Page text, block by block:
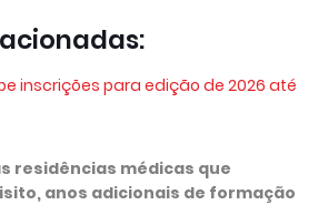
inscrições para edição de 2026 até
residências médicas que
anos adicionais de formação